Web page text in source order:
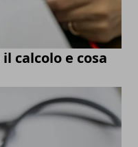
il calcolo e cosa